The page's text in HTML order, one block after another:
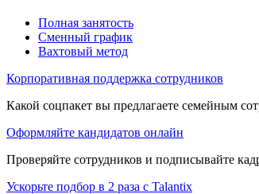
Полная занятость
Сменный график
Вахтовый метод
Корпоративная поддержка сотрудников
Какой соцпакет вы предлагаете семейным
Оформляйте кандидатов онлайн
Проверяйте сотрудников и подписывайте
Ускорьте подбор в 2 раза с Talantix